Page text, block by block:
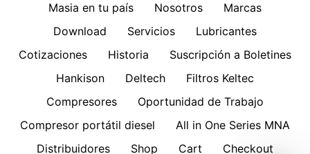
Masia en tu país
Nosotros
Marcas
Download
Servicios
Lubricantes
Cotizaciones
Historia
Suscripción a Boletines
Hankison
Deltech
Filtros Keltec
Compresores
Oportunidad de Trabajo
Compresor portátil diesel
All in One Series MNA
Distribuidores
Shop Cart Checkout